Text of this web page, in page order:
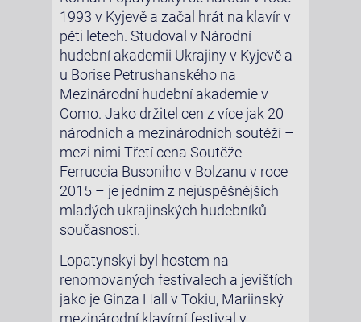
1993 v Kyjevě a začal hrát na klavír v
pěti letech. Studoval v Národní
hudební akademii Ukrajiny v Kyjevě a
u Borise Petrushanského na
Mezinárodní hudební akademie v
Como. Jako držitel cen z více jak 20
národních a mezinárodních soutěží –
mezi nimi Třetí cena Soutěže
Ferruccia Busoniho v Bolzanu v roce
2015 – je jedním z nejúspěšnějších
mladých ukrajinských hudebníků
současnosti.
Lopatynskyi byl hostem na
renomovaných festivalech a jevištích
jako je Ginza Hall v Tokiu, Mariinský
mezinárodní klavírní festival v